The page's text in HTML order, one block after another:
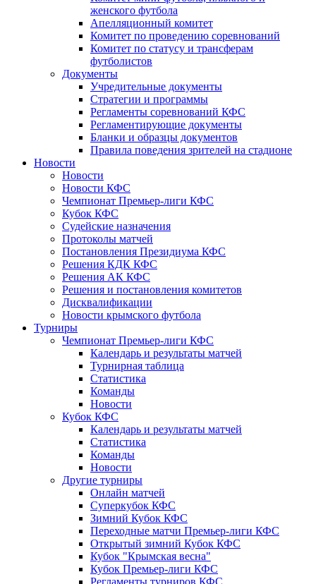
женского футбола
Апелляционный комитет
Комитет по проведению соревнований
Комитет по статусу и трансферам
футболистов
Документы
Учредительные документы
Стратегии и программы
Регламенты соревнований КФС
Регламентирующие документы
Бланки и образцы документов
Правила поведения зрителей на стадионе
Новости
Новости
Новости КФС
Чемпионат Премьер-лиги КФС
Кубок КФС
Судейские назначения
Протоколы матчей
Постановления Президиума КФС
Решения КДК КФС
Решения АК КФС
Решения и постановления комитетов
Дисквалификации
Новости крымского футбола
Турниры
Чемпионат Премьер-лиги КФС
Календарь и результаты матчей
Турнирная таблица
Статистика
Команды
Новости
Кубок КФС
Календарь и результаты матчей
Статистика
Команды
Новости
Другие турниры
Онлайн матчей
Суперкубок КФС
Зимний Кубок КФС
Переходные матчи Премьер-лиги КФС
Открытый зимний Кубок КФС
Кубок "Крымская весна"
Кубок Премьер-лиги КФС
Регламенты турниров КФС